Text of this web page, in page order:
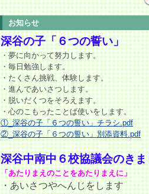
お知らせ
深谷の子「６つの誓い」
・夢に向かって努力します。
・毎日勉強します。
・たくさん挑戦、体験します。
・進んであいさつします。
・脱いだくつをそろえます。
・心のこもったことば使いをします。
①_深谷の子「６つの誓い」チラシ.pdf
②_深谷の子「６つの誓い」別添資料.pdf
深谷中南中６校協議会のきま
「あたりまえのことをあたりまえに」
・あいさつやへんじをします